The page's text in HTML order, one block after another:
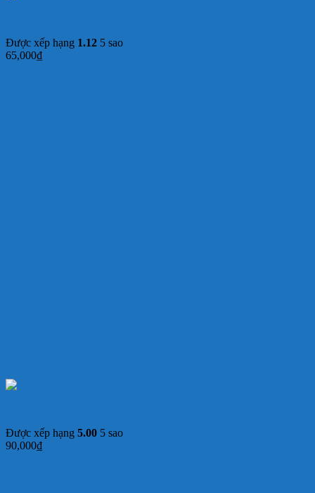
Được xếp hạng 1.12 5 sao
65,000₫
Được xếp hạng 5.00 5 sao
90,000₫